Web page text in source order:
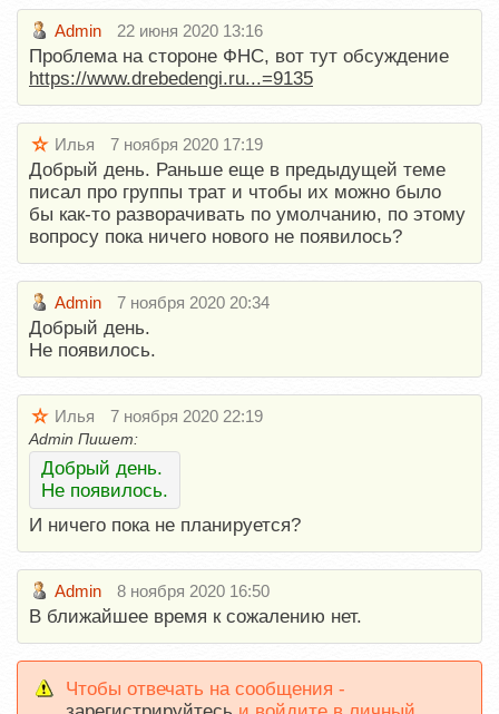
Admin 22 июня 2020 13:16
Проблема на стороне ФНС, вот тут обсуждение
https://www.drebedengi.ru...=9135
Илья 7 ноября 2020 17:19
Добрый день. Раньше еще в предыдущей теме
писал про группы трат и чтобы их можно было
бы как-то разворачивать по умолчанию, по этому
вопросу пока ничего нового не появилось?
Admin 7 ноября 2020 20:34
Добрый день.
Не появилось.
Илья 7 ноября 2020 22:19
Admin Пишет:
Добрый день.
Не появилось.
И ничего пока не планируется?
Admin 8 ноября 2020 16:50
В ближайшее время к сожалению нет.
Чтобы отвечать на сообщения -